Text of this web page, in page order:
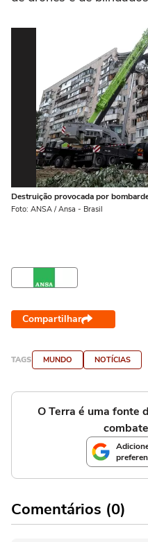
Destruição provocada por
Foto: ANSA / Ansa - Brasil
Compartilhar
TAGS MUNDO NOTÍCIAS
O Terra é uma fonte
Comentários (0)